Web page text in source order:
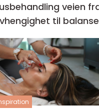
veien fra
til balanse